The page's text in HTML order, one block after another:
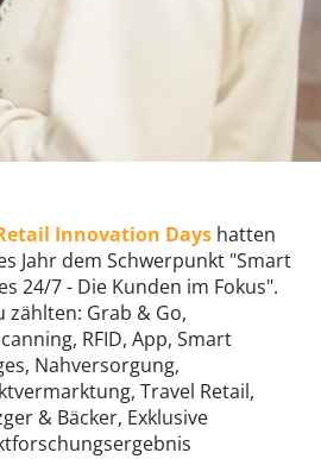
Innovation Days hatten
Jahr dem Schwerpunkt "Smart
24/7 - Die Kunden im Fokus".
zählten: Grab & Go,
RFID, App, Smart
Nahversorgung,
Travel Retail,
& Bäcker, Exklusive